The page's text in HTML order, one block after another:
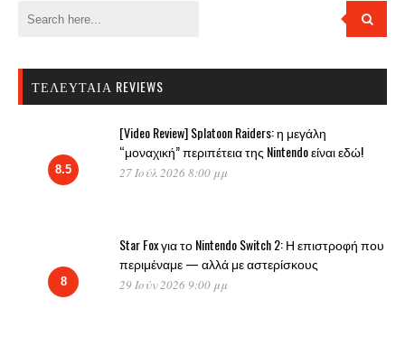
ΤΕΛΕΥΤΑΊΑ REVIEWS
8.5
[Video Review] Splatoon Raiders: η μεγάλη
“μοναχική” περιπέτεια της Nintendo είναι εδώ!
27 Ιούλ 2026 8:00 μμ
8
Star Fox για το Nintendo Switch 2: Η επιστροφή που
περιμέναμε — αλλά με αστερίσκους
29 Ιούν 2026 9:00 μμ